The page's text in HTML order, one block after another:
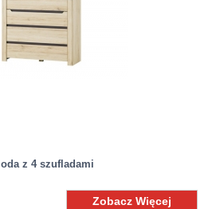
z 4 szufladami
Zobacz Więcej